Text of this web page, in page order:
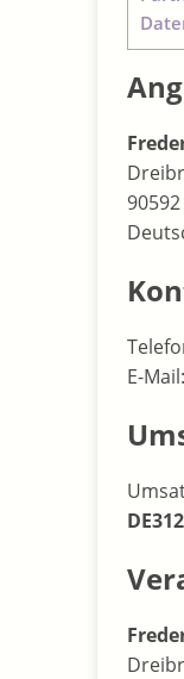
E-Mail: